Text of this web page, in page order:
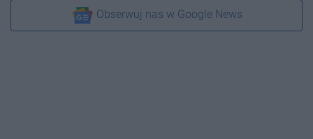
Obserwuj nas w Google News